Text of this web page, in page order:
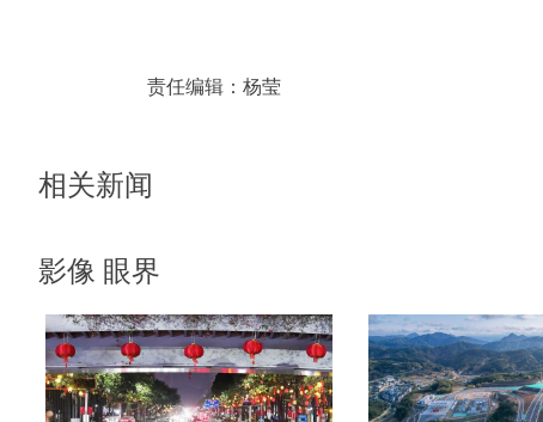
责任编辑： 杨莹
相关新闻
影像 眼界